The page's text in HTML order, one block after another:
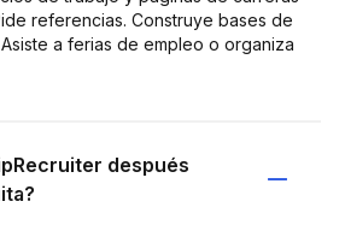
referencias. Construye bases de
a ferias de empleo o organiza
después